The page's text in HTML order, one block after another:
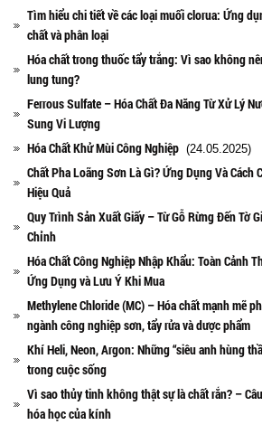
Tìm hiểu chi tiết về các loại muối clorua: Ứng
chất và phân loại
Hóa chất trong thuốc tẩy trắng: Vì sao không
lung tung?
Ferrous Sulfate – Hóa Chất Đa Năng Từ Xử Lý
Sung Vi Lượng
Hóa Chất Khử Mùi Công Nghiệp (24.05.2025)
Chất Pha Loãng Sơn Là Gì? Ứng Dụng Và Cách
Hiệu Quả
Quy Trình Sản Xuất Giấy – Từ Gỗ Rừng Đến Tờ
Chỉnh
Hóa Chất Công Nghiệp Nhập Khẩu: Toàn Cảnh
Ứng Dụng và Lưu Ý Khi Mua
Methylene Chloride (MC) – Hóa chất mạnh mẽ
ngành công nghiệp sơn, tẩy rửa và dược phẩm
Khí Heli, Neon, Argon: Những “siêu anh hùng
trong cuộc sống
Vì sao thủy tinh không thật sự là chất rắn? –
hóa học của kính